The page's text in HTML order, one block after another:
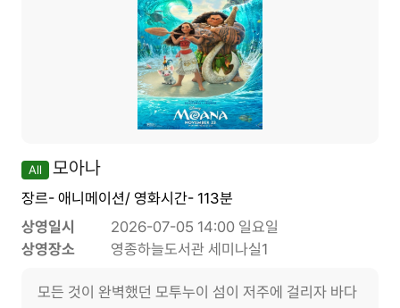
All 모아나
장르- 애니메이션/ 영화시간- 113분
상영일시
2026-07-05 14:00 일요일
상영장소
영종하늘도서관 세미나실1
모든 것이 완벽했던 모투누이 섬이 저주에 걸리자 바다